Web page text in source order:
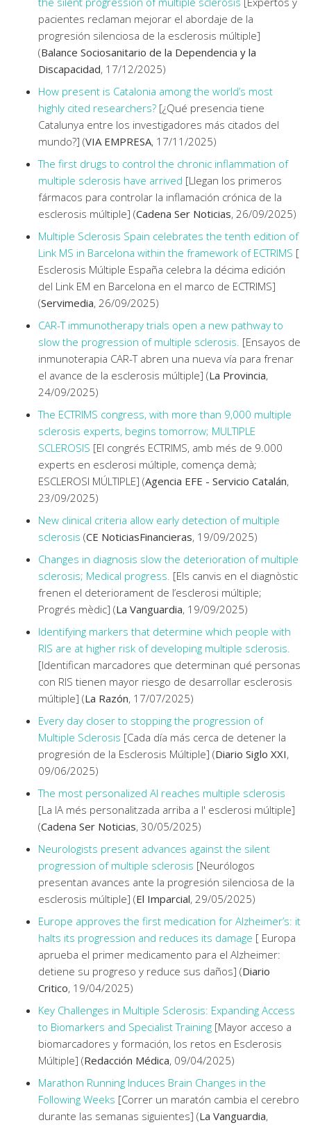
pacientes reclaman mejorar el abordaje de la
progresión silenciosa de la esclerosis múltiple]
(Balance Sociosanitario de la Dependencia y la
Discapacidad, 17/12/2025)
How present is Catalonia among the world’s most
highly cited researchers? [¿Qué presencia tiene
Catalunya entre los investigadores más citados del
mundo?] (VIA EMPRESA, 17/11/2025)
The first drugs to control the chronic inflammation of
multiple sclerosis have arrived [Llegan los primeros
fármacos para controlar la inflamación crónica de la
esclerosis múltiple] (Cadena Ser Noticias, 26/09/2025)
Multiple Sclerosis Spain celebrates the tenth edition of
Link MS in Barcelona within the framework of ECTRIMS [
Esclerosis Múltiple España celebra la décima edición
del Link EM en Barcelona en el marco de ECTRIMS]
(Servimedia, 26/09/2025)
CAR-T immunotherapy trials open a new pathway to
slow the progression of multiple sclerosis. [Ensayos de
inmunoterapia CAR-T abren una nueva vía para frenar
el avance de la esclerosis múltiple] (La Provincia,
24/09/2025)
The ECTRIMS congress, with more than 9,000 multiple
sclerosis experts, begins tomorrow; MULTIPLE
SCLEROSIS [El congrés ECTRIMS, amb més de 9.000
experts en esclerosi múltiple, comença demà;
ESCLEROSI MÚLTIPLE] (Agencia EFE - Servicio Catalán,
23/09/2025)
New clinical criteria allow early detection of multiple
sclerosis (CE NoticiasFinancieras, 19/09/2025)
Changes in diagnosis slow the deterioration of multiple
sclerosis; Medical progress. [Els canvis en el diagnòstic
frenen el deteriorament de l’esclerosi múltiple;
Progrés mèdic] (La Vanguardia, 19/09/2025)
Identifying markers that determine which people with
RIS are at higher risk of developing multiple sclerosis.
[Identifican marcadores que determinan qué personas
con RIS tienen mayor riesgo de desarrollar esclerosis
múltiple] (La Razón, 17/07/2025)
Every day closer to stopping the progression of
Multiple Sclerosis [Cada día más cerca de detener la
progresión de la Esclerosis Múltiple] (Diario Siglo XXI,
09/06/2025)
The most personalized AI reaches multiple sclerosis
[La IA més personalitzada arriba a l' esclerosi múltiple]
(Cadena Ser Noticias, 30/05/2025)
Neurologists present advances against the silent
progression of multiple sclerosis [Neurólogos
presentan avances ante la progresión silenciosa de la
esclerosis múltiple] (El Imparcial, 29/05/2025)
Europe approves the first medication for Alzheimer’s: it
halts its progression and reduces its damage [ Europa
aprueba el primer medicamento para el Alzheimer:
detiene su progreso y reduce sus daños] (Diario
Critico, 19/04/2025)
Key Challenges in Multiple Sclerosis: Expanding Access
to Biomarkers and Specialist Training [Mayor acceso a
biomarcadores y formación, los retos en Esclerosis
Múltiple] (Redacción Médica, 09/04/2025)
Marathon Running Induces Brain Changes in the
Following Weeks [Correr un maratón cambia el cerebro
durante las semanas siguientes] (La Vanguardia,